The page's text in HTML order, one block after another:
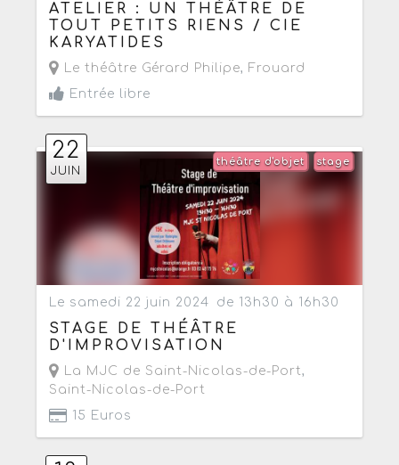
ATELIER : UN THÉÂTRE DE
TOUT PETITS RIENS / CIE
KARYATIDES
Le théâtre Gérard Philipe, Frouard
Entrée libre
22
JUIN
stage
théâtre d'objet
Le samedi 22 juin 2024 de 13h30 à 16h30
STAGE DE THÉÂTRE
D'IMPROVISATION
La MJC de Saint-Nicolas-de-Port,
Saint-Nicolas-de-Port
15 Euros